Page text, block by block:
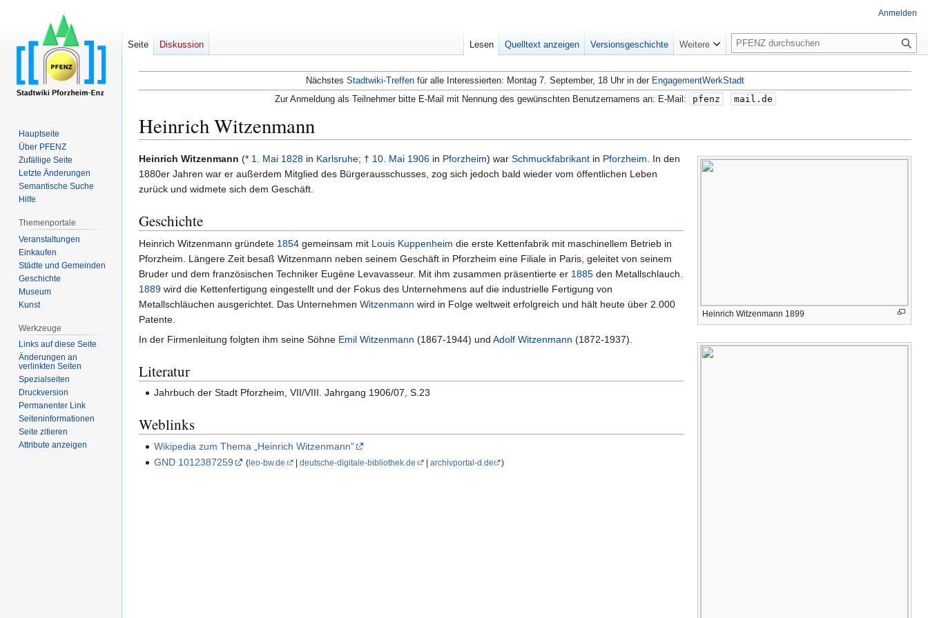
Nächstes Stadtwiki-Treffen für alle Interessierten: Montag 7. September, 18 Uhr in der EngagementWerkStadt
Zur Anmeldung als Teilnehmer bitte E-Mail mit Nennung des gewünschten Benutzernamens an: E-Mail:
pfenz mail.de
Heinrich Witzenmann
Zur
Navigation
springen
Zur
Suche
springen
Heinrich Witzenmann 1899
Heinrich Witzenmann (* 1. Mai 1828 in Karlsruhe; † 10. Mai 1906 in Pforzheim) war Schmuckfabrikant in Pforzheim . In den
1880er Jahren war er außerdem Mitglied des Bürgerausschusses, zog sich jedoch bald wieder vom öffentlichen Leben
zurück und widmete sich dem Geschäft.
Geschichte
Heinrich Witzenmann gründete 1854 gemeinsam mit Louis Kuppenheim die erste Kettenfabrik mit maschinellem Betrieb in
Pforzheim. Längere Zeit besaß Witzenmann neben seinem Geschäft in Pforzheim eine Filiale in Paris, geleitet von seinem
Bruder und dem französischen Techniker Eugène Levavasseur. Mit ihm zusammen präsentierte er 1885 den Metallschlauch.
1889 wird die Kettenfertigung eingestellt und der Fokus des Unternehmens auf die industrielle Fertigung von
Metallschläuchen ausgerichtet. Das Unternehmen Witzenmann wird in Folge weltweit erfolgreich und hält heute über 2.000
Patente.
In der Firmenleitung folgten ihm seine Söhne Emil Witzenmann (1867-1944) und Adolf Witzenmann (1872-1937).
Literatur
Jahrbuch der Stadt Pforzheim, VII/VIII. Jahrgang 1906/07, S.23
Weblinks
Wikipedia zum Thema „Heinrich Witzenmann”
GND 1012387259
(leo-bw.de |deutsche-digitale-bibliothek.de | archivportal-d.de )
Anmelden
Seite Diskussion Lesen Quelltext anzeigen Versionsgeschichte Weitere
S
u
c
h
e
Hauptseite
Über PFENZ
Zufällige Seite
Letzte Änderungen
Semantische Suche
Hilfe
Themenportale
Veranstaltungen
Einkaufen
Städte und Gemeinden
Geschichte
Museum
Kunst
Werkzeuge
Links auf diese Seite
Änderungen an
verlinkten Seiten
Spezialseiten
Druckversion
Permanenter Link
Seiten­­informationen
Seite zitieren
Attribute anzeigen